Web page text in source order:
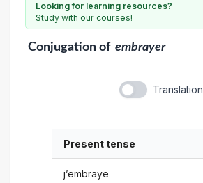
Looking for learning resources?
Study with our courses!
Conjugationof embrayer
Translation
Present tense
j’embraye